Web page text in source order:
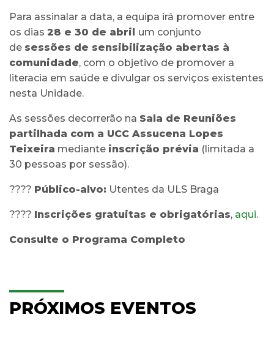
Para assinalar a data, a equipa irá promover entre
os dias 28 e 30 de abril um conjunto
de sessões de sensibilização abertas à
comunidade, com o objetivo de promover a
literacia em saúde e divulgar os serviços existentes
nesta Unidade.
As sessões decorrerão na Sala de Reuniões
partilhada com a UCC Assucena Lopes
Teixeira mediante inscrição prévia (limitada a
30 pessoas por sessão).
???? Público-alvo: Utentes da ULS Braga
???? Inscrições gratuitas e obrigatórias, aqui.
Consulte o Programa Completo
PRÓXIMOS EVENTOS